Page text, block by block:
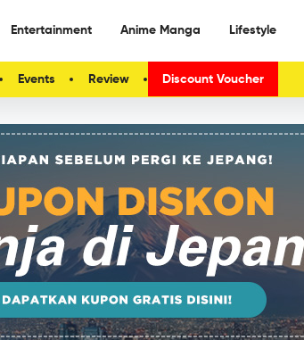
Entertainment Anime Manga Lifestyle
Events Review Discount Voucher